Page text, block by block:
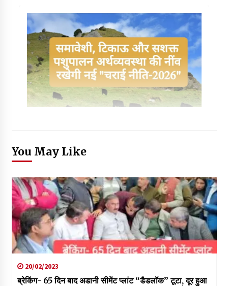
You May Like
20/02/2023
ब्रेकिंग- 65 दिन बाद अडानी सीमेंट प्लांट “डैडलॉक” टूटा, दूर हुआ